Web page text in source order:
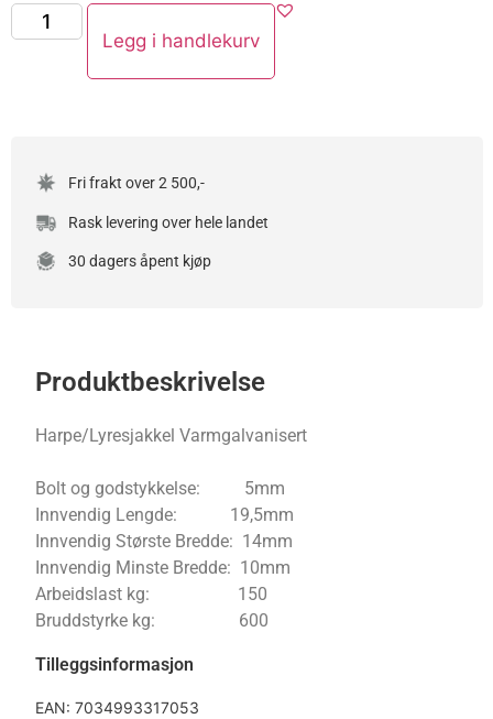
Legg i handlekurv
Fri frakt over 2 500,-
Rask levering over hele landet
30 dagers åpent kjøp
Produktbeskrivelse
Harpe/Lyresjakkel Varmgalvanisert
Bolt og godstykkelse: 5mm
Innvendig Lengde: 19,5mm
Innvendig Største Bredde: 14mm
Innvendig Minste Bredde: 10mm
Arbeidslast kg: 150
Bruddstyrke kg: 600
Tilleggsinformasjon
EAN:7034993317053